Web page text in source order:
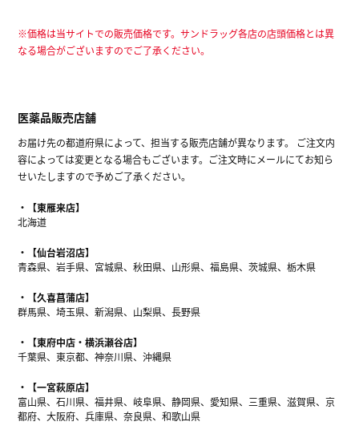
※価格は当サイトでの販売価格です。サンドラッグ各店の店頭価格とは異
なる場合がございますのでご了承ください。
医薬品販売店舗
お届け先の都道府県によって、担当する販売店舗が異なります。 ご注文内
容によっては変更となる場合もございます。ご注文時にメールにてお知ら
せいたしますので予めご了承ください。
【東雁来店】
北海道
【仙台岩沼店】
青森県、岩手県、宮城県、秋田県、山形県、福島県、茨城県、栃木県
【久喜菖蒲店】
群馬県、埼玉県、新潟県、山梨県、長野県
【東府中店・横浜瀬谷店】
千葉県、東京都、神奈川県、沖縄県
【一宮萩原店】
富山県、石川県、福井県、岐阜県、静岡県、愛知県、三重県、滋賀県、京
都府、大阪府、兵庫県、奈良県、和歌山県